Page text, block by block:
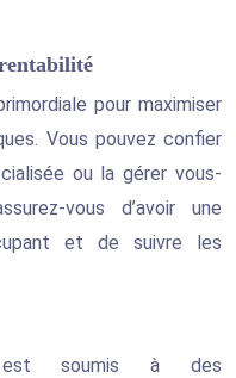
pour maximiser
Vous pouvez confier
ou la gérer vous-
vous d’avoir une
et de suivre les
est soumis à des